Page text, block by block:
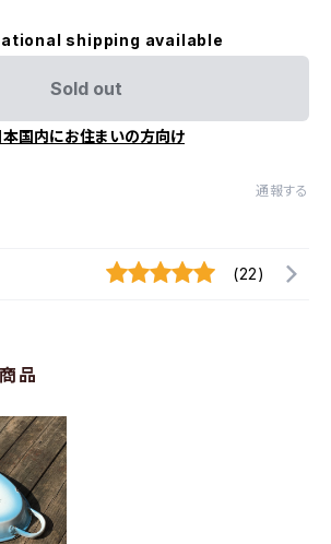
shipping available
Sold out
本国内にお住まいの方向け
通報する
(22)
品